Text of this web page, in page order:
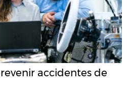
accidentes de